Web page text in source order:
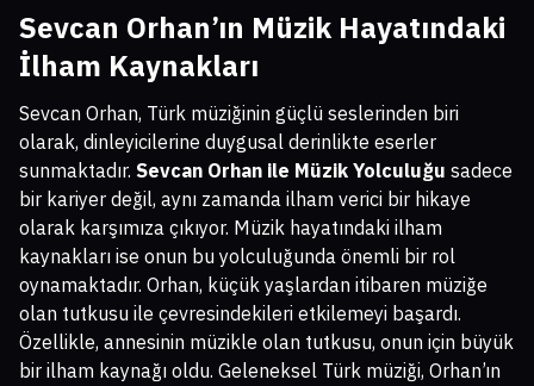
Sevcan Orhan’ın Müzik Hayatındaki
İlham Kaynakları
Sevcan Orhan, Türk müziğinin güçlü seslerinden biri
olarak, dinleyicilerine duygusal derinlikte eserler
sunmaktadır. Sevcan Orhan ile Müzik Yolculuğu sadece
bir kariyer değil, aynı zamanda ilham verici bir hikaye
olarak karşımıza çıkıyor. Müzik hayatındaki ilham
kaynakları ise onun bu yolculuğunda önemli bir rol
oynamaktadır. Orhan, küçük yaşlardan itibaren müziğe
olan tutkusu ile çevresindekileri etkilemeyi başardı.
Özellikle, annesinin müzikle olan tutkusu, onun için büyük
bir ilham kaynağı oldu. Geleneksel Türk müziği, Orhan’ın